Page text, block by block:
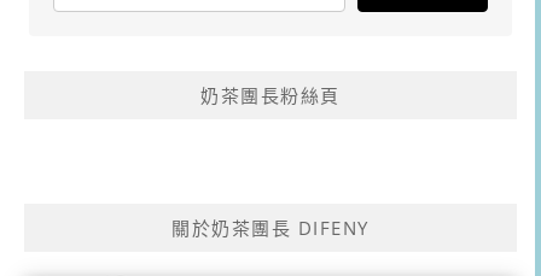
奶茶團長粉絲頁
關於奶茶團長 DIFENY